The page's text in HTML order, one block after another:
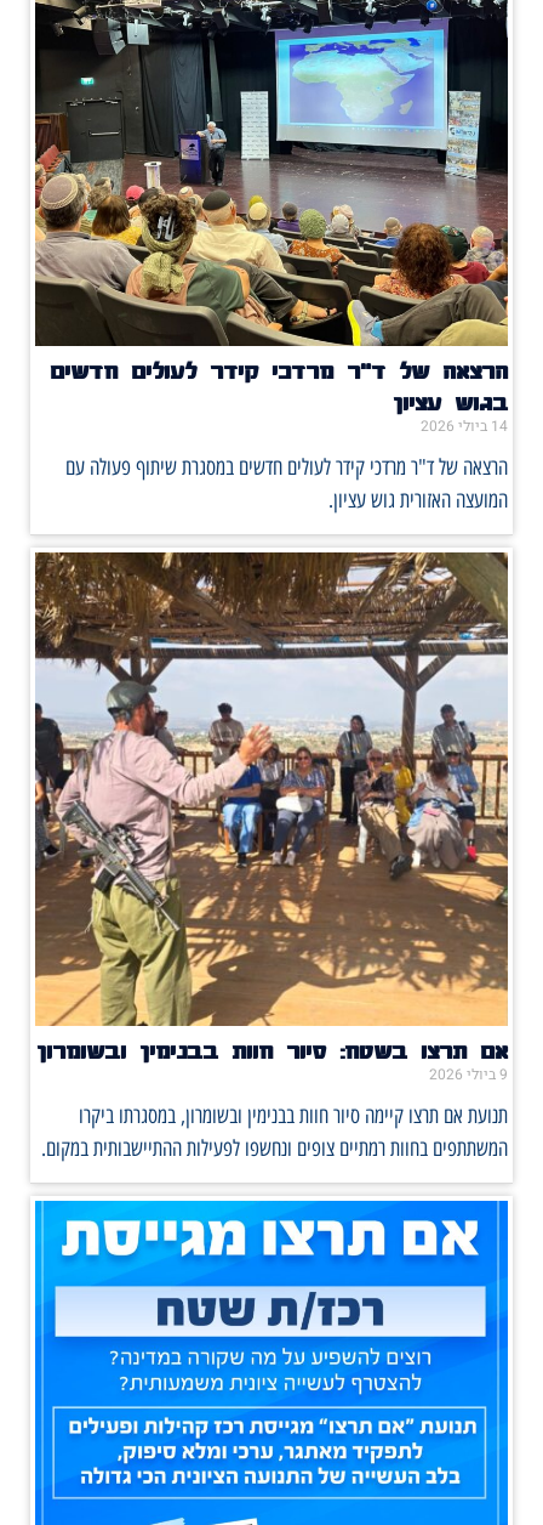
הרצאה של ד"ר מרדכי קידר לעולים חדשים
בגוש עציון
14 ביולי 2026
הרצאה של ד"ר מרדכי קידר לעולים חדשים במסגרת שיתוף פעולה עם
המועצה האזורית גוש עציון.
אם תרצו בשטח: סיור חוות בבנימין ובשומרון
9 ביולי 2026
תנועת אם תרצו קיימה סיור חוות בבנימין ובשומרון, במסגרתו ביקרו
המשתתפים בחוות רמתיים צופים ונחשפו לפעילות ההתיישבותית במקום.